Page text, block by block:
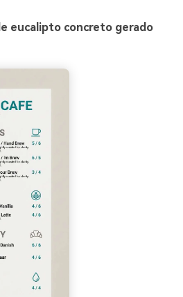
eucalipto concreto gerado